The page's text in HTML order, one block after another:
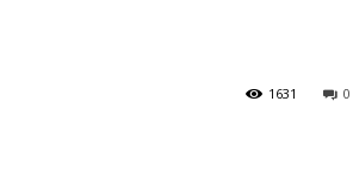
0
1631